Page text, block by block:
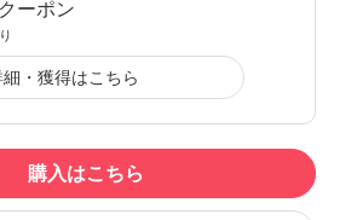
クーポン
細・獲得はこちら
購入はこちら